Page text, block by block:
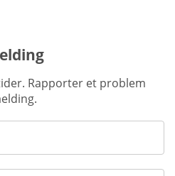
Rapporter et problem